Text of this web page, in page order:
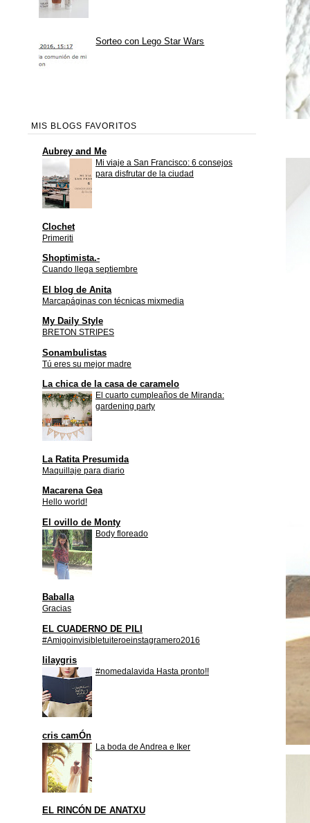
Sorteo con Lego Star Wars
MIS BLOGS FAVORITOS
Aubrey and Me
Mi viaje a San Francisco: 6 consejos
para disfrutar de la ciudad
Clochet
Primeriti
Shoptimista.-
Cuando llega septiembre
El blog de Anita
Marcapáginas con técnicas mixmedia
My Daily Style
BRETON STRIPES
Sonambulistas
Tú eres su mejor madre
La chica de la casa de caramelo
El cuarto cumpleaños de Miranda:
gardening party
La Ratita Presumida
Maquillaje para diario
Macarena Gea
Hello world!
El ovillo de Monty
Body floreado
Baballa
Gracias
EL CUADERNO DE PILI
#Amigoinvisibletuiteroeinstagramero2016
lilaygris
#nomedalavida Hasta pronto!!
cris camÓn
La boda de Andrea e Iker
EL RINCÓN DE ANATXU